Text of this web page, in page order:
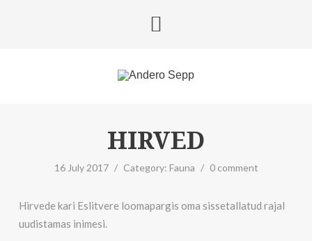
HIRVED
16 July 2017 / Category: Fauna / 0 comment
Hirvede kari Eslitvere loomapargis oma sissetallatud rajal
uudistamas inimesi.